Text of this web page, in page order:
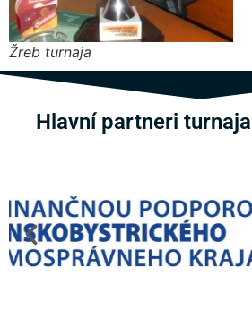
Žreb turnaja
Hlavní partneri